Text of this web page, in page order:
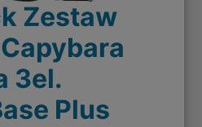
Zestaw
3el.
Plus